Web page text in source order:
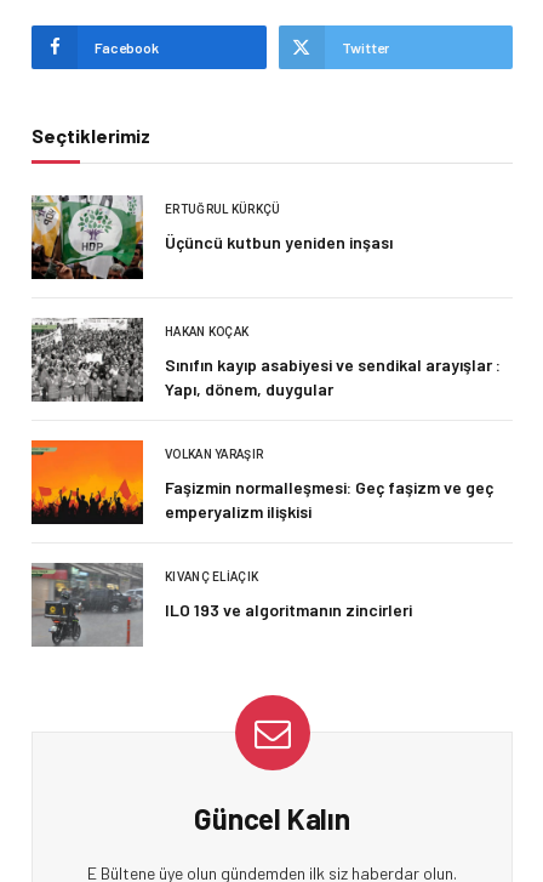
Facebook Twitter
Seçtiklerimiz
ERTUĞRUL KÜRKÇÜ
Üçüncü kutbun yeniden inşası
HAKAN KOÇAK
Sınıfın kayıp asabiyesi ve sendikal arayışlar :
Yapı, dönem, duygular
VOLKAN YARAŞIR
Faşizmin normalleşmesi: Geç faşizm ve geç
emperyalizm ilişkisi
KIVANÇ ELIAÇIK
ILO 193 ve algoritmanın zincirleri
Güncel Kalın
E Bültene üye olun gündemden ilk siz haberdar olun.